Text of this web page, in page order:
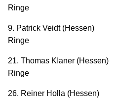
Ringe
9. Patrick Veidt
Ringe
21. Thomas
Ringe
26. Reiner Holla